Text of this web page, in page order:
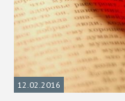
12.02.2016